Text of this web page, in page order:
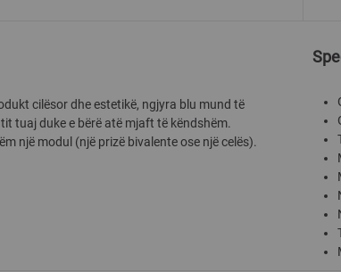
cilësor dhe estetikë, ngjyra blu mund të
tuaj duke e bërë atë mjaft të këndshëm.
një modul (një prizë bivalente ose një celës).